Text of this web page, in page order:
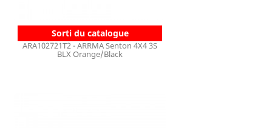
Sorti du catalogue
ARA102721T2 - ARRMA Senton 4X4 3S
BLX Orange/Black